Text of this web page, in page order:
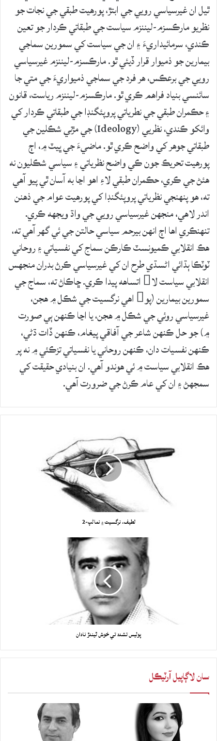
ٿيل ان غيرسياسي رويي جي ابتڙ، پورهيت طبقي جي نجات جو
نظريو مارڪسزم-ليننزم سياست جي طبقاتي ڪردار جو تعين
ڪندي، سرمائيداريءَ ۽ ان جي سياست کي سمورين سماجي
بيمارين جو ذميوار قرار ڏيئي ٿو. مارڪسزم-ليننزم غيرسياسي
رويي جي برعڪس، هر فرد جي سماجي ذميواريءَ جي متي جا
سائنسي بنياد فراهم ڪري ٿو. مارڪسزم-ليننزم رياست، قانون
۽ حڪمران طبقي جي نطرياتي پروپئگنڊا جي طبقاتي ڪردار کي
وائکو ڪندي، نظريي (Ideology) جي مڙني شڪلين جي
طبقاتي جوهر کي واضح ڪري ٿو. ماضيءَ جي ڀيٽ ۾، اڄ
پورهيت تحريڪ جون ڪي واضح نظرياتي ۽ سياسي شڪليون نه
هئڻ جي ڪري، حڪمران طبقي لاءِ اهو اڃا به آسان ٿي پيو آهي
ته، هو پنهنجي نظرياتي پروپئگنڊا کي پورهيت عوام جي ذهنن
اندر لاهي، منجهن غيرسياسي رويي جي واڌ ويجهه ڪري.
تنهنڪري اها اڄ انهن بيرحم سياسي حالتن جي ئي گهر آهي ته،
هڪ انقلابي ڪميونسٽ ڪارڪن سماج کي نفسياتي ۽ روحاني
ٽوٽڪا ٻڌائي اڻسڌي طرح ان کي غيرسياسي ڪرڻ بدران منجهس
انقلابي سياست لا اتساهه پيدا ڪري. ڇاڪاڻ ته، سماج جي
سمورين بيمارين (پو اهي نرگسيت جي شڪل ۾ هجن،
غيرسياسي روئي جي شڪل ۾ هجن، يا اڃا ڪنهن ٻي صورت
۾) جو حل ڪنهن شاعر جي آفاقي پيغام، ڪنهن ڏات ڌڻي،
ڪنهن نفسيات دان، ڪنهن روحاني يا نفسياتي تزڪئي ۾ نه پر
هڪ انقلابي سياست ۾ ئي هوندو آهي. ان بنيادي حقيقت کي
سمجهڻ ۽ ان کي عام ڪرڻ جي ضرورت آهي.
لطيف، نرگسيت ۽ نماڻپ-2
پوليس تشدد تي خوش ٿيندڙ نادان
سان لاڳاپيل آرٽيڪل